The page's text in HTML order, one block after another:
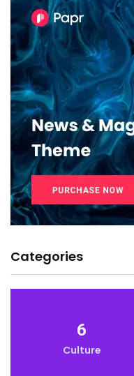
Categories
6
Culture